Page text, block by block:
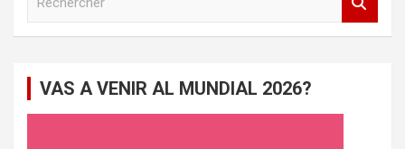
c
VAS A VENIR AL MUNDIAL 2026?